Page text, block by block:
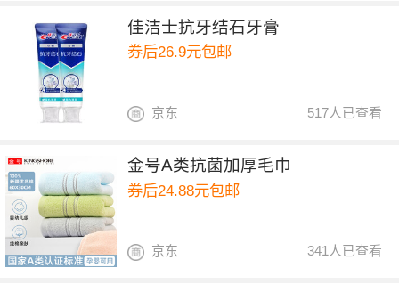
佳洁士抗牙结石牙膏
券后26.9元包邮
517人已查看
京东
金号A类抗菌加厚毛巾
券后24.88元包邮
341人已查看
京东